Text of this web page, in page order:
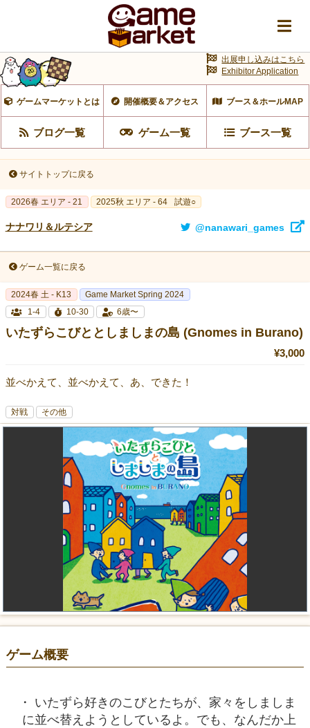
ゲームマーケットとは 開催概要＆アクセス ブース＆ホールMAP
ブログ一覧 ゲーム一覧 ブース一覧
出展申し込みはこちら
Exhibitor Application
サイトトップに戻る
2026春 エリア - 21 2025秋 エリア - 64 試遊○
ナナワリ＆ルテシア @nanawari_games
ゲーム一覧に戻る
2024春 土 - K13
Game Market Spring 2024
1-4
10-30 6歳〜
いたずらこびととしましまの島 (Gnomes in Burano)
¥3,000
並べかえて、並べかえて、あ、できた！
対戦 その他
ゲーム概要
いたずら好きのこびとたちが、家々をしましま
に並べ替えようとしているよ。でも、なんだか上